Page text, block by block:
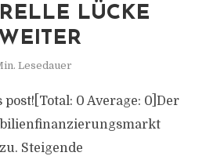
LÜCKE
Lesedauer
0 Average: 0]Der
Steigende